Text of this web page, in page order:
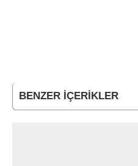
BENZER İÇERIKLER